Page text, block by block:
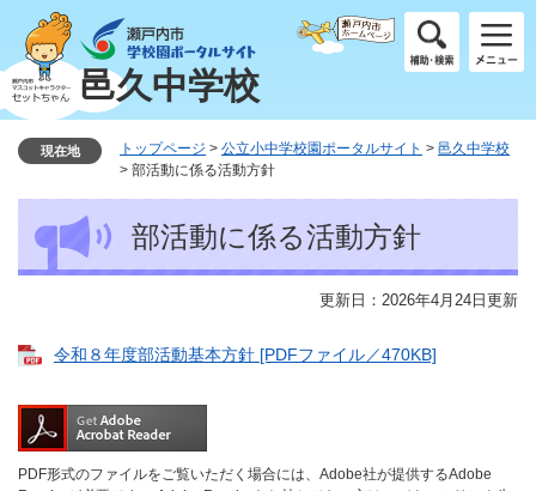
ジ
の
先
ュ
ー
を
邑久中学校
現在地 トップページ > 公立小中学校園ポータルサイト > 邑久中学校
> 部活動に係る活動方針
部活動に係る活動方針
更新日：2026年4月24日更新
令和８年度部活動基本方針 [PDFファイル／470KB]
PDF形式のファイルをご覧いただく場合には、Adobe社が提供するAdobe